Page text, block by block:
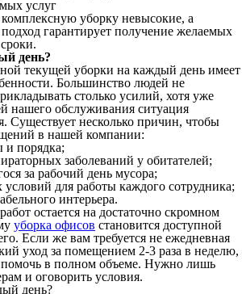
уборку невысокие, а
гарантирует получение желаемых
день?
текущей уборки на каждый день имеет
Большинство людей не
столько усилий, хотя уже
нашего обслуживания ситуация
Существует несколько причин, чтобы
в нашей компании:
и порядка;
заболеваний у обитателей;
за рабочий день мусора;
для работы каждого сотрудника;
интерьера.
остается на достаточно скромном
уборка офисов становится доступной
Если же вам требуется не ежедневная
уход за помещением 2-3 раза в неделю,
помочь в полном объеме. Нужно лишь
и оговорить условия.